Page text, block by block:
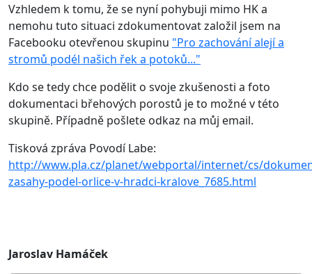
Vzhledem k tomu, že se nyní pohybuji mimo HK a
nemohu tuto situaci zdokumentovat založil jsem na
Facebooku otevřenou skupinu "Pro zachování alejí a
stromů podél našich řek a potoků..."
Kdo se tedy chce podělit o svoje zkušenosti a foto
dokumentaci břehových porostů je to možné v této
skupině. Případně pošlete odkaz na můj email.
Tisková zpráva Povodí Labe:
http://www.pla.cz/planet/webportal/internet/cs/
zasahy-podel-orlice-v-hradci-kralove_7685.html
Jaroslav Hamáček